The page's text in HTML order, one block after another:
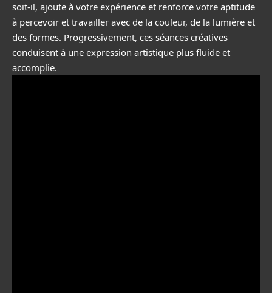
soit-il, ajoute à votre expérience et renforce votre aptitude
à percevoir et travailler avec de la couleur, de la lumière et
des formes. Progressivement, ces séances créatives
conduisent à une expression artistique plus fluide et
accomplie.